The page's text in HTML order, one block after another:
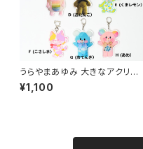
うらやまあゆみ 大きなアクリル
キーホルダー
¥1,100